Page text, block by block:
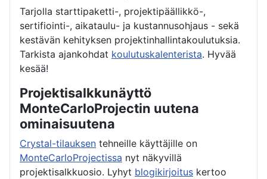
Tarjolla starttipaketti-, projektipäällikkö-,
sertifiointi-, aikataulu- ja kustannusohjaus - sekä
kestävän kehityksen projektinhallintakoulutuksia.
Tarkista ajankohdat koulutuskalenterista. Hyvää
kesää!
Projektisalkkunäyttö
MonteCarloProjectin uutena
ominaisuutena
Crystal-tilauksen tehneille käyttäjille on
MonteCarloProjectissa nyt näkyvillä
projektisalkkuosio. Lyhyt blogikirjoitus kertoo